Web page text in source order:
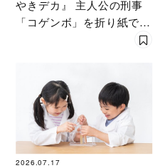
やきデカ』 主人公の刑事
「コゲンボ」を折り紙で作
ろう！ 人気折り紙作家が
2026.07.17